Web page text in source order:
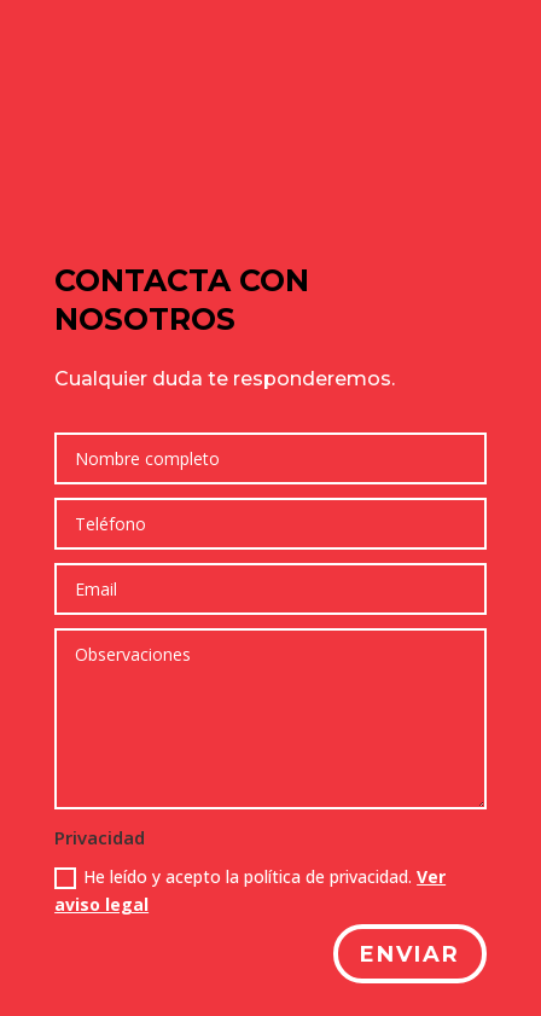
CONTACTA CON
NOSOTROS
Cualquier duda te responderemos.
Privacidad
He leído y acepto la política de privacidad.Ver
aviso legal
ENVIAR